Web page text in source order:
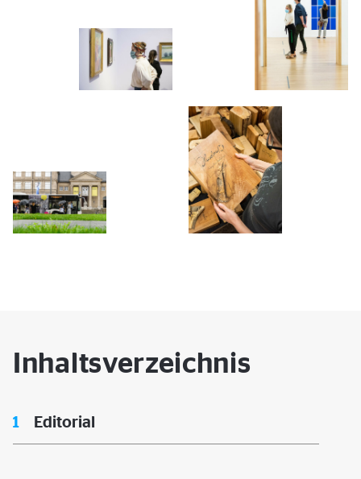
Inhaltsverzeichnis
1 Editorial